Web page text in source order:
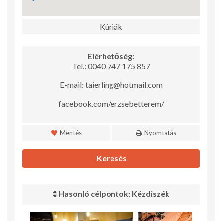
Kúriák
Elérhetőség:
Tel.: 0040 747 175 857
E-mail: taierling@hotmail.com
facebook.com/erzsebetterem/
Mentés Nyomtatás
Keresés
Hasonló célpontok: Kézdiszék